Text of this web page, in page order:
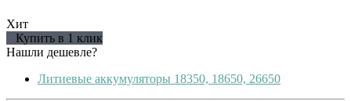
Хит
Купить в 1 клик
Нашли дешевле?
Литиевые аккумуляторы 18350, 18650, 26650